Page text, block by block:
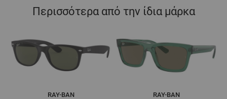
Περισσότερα από την ίδια μάρκα
RAY-BAN RAY-BAN